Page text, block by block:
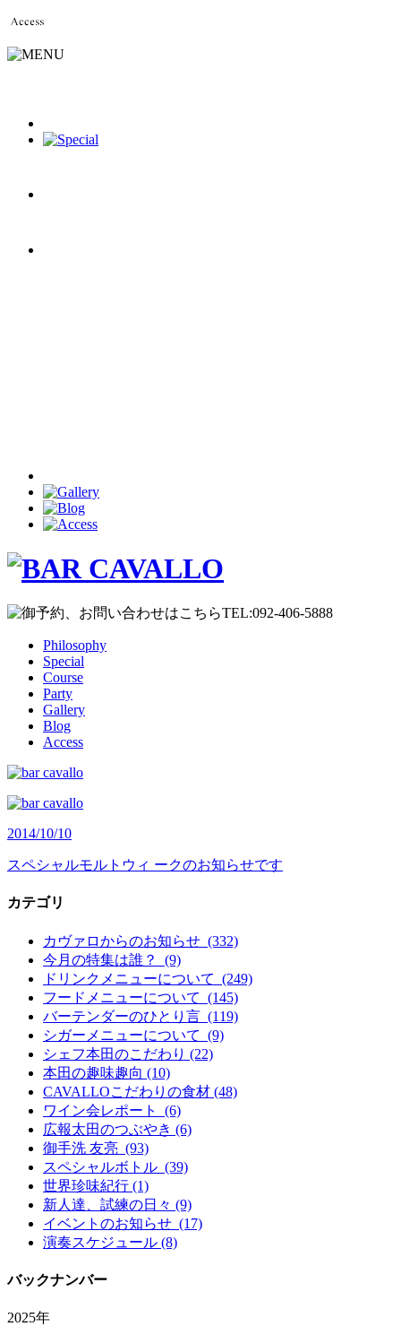
Philosophy
Special
Course
Party
Gallery
Blog
Access
2014/10/10
スペシャルモルトウィ ークのお知らせです
カテゴリ
カヴァロからのお知らせ (332)
今月の特集は誰？ (9)
ドリンクメニューについて (249)
フードメニューについて (145)
バーテンダーのひとり言 (119)
シガーメニューについて (9)
シェフ本田のこだわり (22)
本田の趣味趣向 (10)
CAVALLOこだわりの食材 (48)
ワイン会レポート (6)
広報太田のつぶやき (6)
御手洗 友亮 (93)
スペシャルボトル (39)
世界珍味紀行 (1)
新人達、試練の日々 (9)
イベントのお知らせ (17)
演奏スケジュール (8)
バックナンバー
2025年